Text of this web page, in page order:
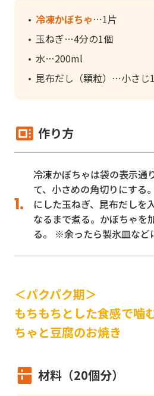
冷凍かぼちゃ
1片
玉ねぎ
4分の1個
水
200ml
昆布だし（顆粒）
小さじ
作り方
冷凍かぼちゃは袋の表示通
て、小さめの角切りにする
にした玉ねぎ、昆布だしを
なるまで煮る。かぼちゃを
る。 ※余ったら製氷皿など
＜パクパク期＞
もちもちとした食感で噛
ちゃと豆腐のお焼き
材料（20個分）